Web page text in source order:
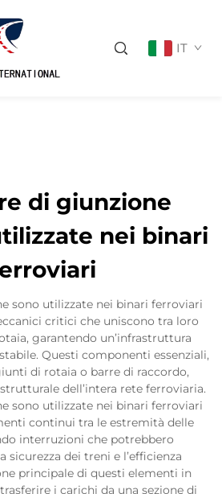
IT
di giunzione
nei binari
sono utilizzate nei binari ferroviari
critici che uniscono tra loro
garantendo un’infrastruttura
Questi componenti essenziali,
di rotaia o barre di raccordo,
dell’intera rete ferroviaria.
sono utilizzate nei binari ferroviari
continui tra le estremità delle
interruzioni che potrebbero
dei treni e l’efficienza
principale di questi elementi in
i carichi da una sezione di